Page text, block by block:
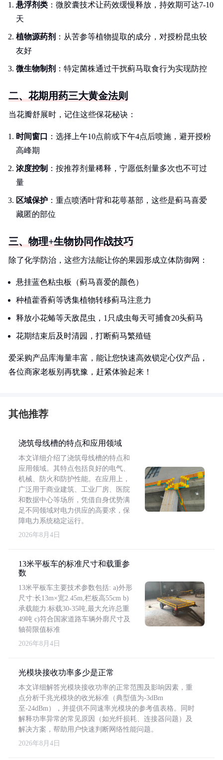
悬浮剂类 ：微胶囊技术让药效缓慢释放，持效期可达7-10
天
植物源药剂 ：从苦参等植物提取的成分，对授粉昆虫较
友好
微生物制剂 ：特定菌株通过干扰蓟马取食行为实现防控
二、花期用药三大黄金法则
当花瓣舒展时，记住这些保花秘诀：
时间窗口
：选择上午10点前或下午4点后喷施，避开授粉
高峰期
浓度控制 ：按推荐剂量稀释，宁愿低剂量多次也不可过
量
区域保护 ：重点喷洒叶背和花萼基部，这些是蓟马喜爱
藏匿的部位
三、物理+生物协同作战技巧
除了化学防治，这些方法能让你的果园形成立体防御网：
悬挂蓝色粘虫板（蓟马喜爱的颜色）
种植藿香蓟等诱集植物转移蓟马注意力
释放小花蝽等天敌昆虫，1只成虫每天可捕食20头蓟马
花期结束后及时清园，打断蓟马繁殖链
爱采购产品库海量丰富，能让您快速高效锁定心仪产品，
各位商家老板别再犹豫，赶紧体验起来！
其他推荐
浇筑母线槽的特点和应用领域
本文详细介绍了浇筑母线槽的特点和
应用领域。其特点包括良好的电气、
机械、防火和防护性能。在应用上，
广泛用于商业建筑、工业厂房、医院
和数据中心等场所，凭借自身优势满
足不同领域对电力供应的高要求，保
障电力系统稳定运行。
2026年8月4日
13米平板车的标准尺寸和载重参
数
13米平板车主要技术参数包括: a)外形
尺寸:长13m×宽2.45m,栏板高55cm b)
承载能力:标载30-35吨,最大允许总重
49吨 c)符合国家道路车辆外廓尺寸及
轴荷限值标准
2026年8月4日
光模块接收功率多少是正常
本文详细解答光模块接收功率的正常范围及影响因素，重
点分析千兆光模块的收光标准（典型值为-3dBm
至-24dBm），并提供不同速率光模块的参考值表格。同时
解释功率异常的常见原因（如光纤损耗、连接器问题）及
解决方案，帮助用户快速判断网络性能问题。
2026年8月4日